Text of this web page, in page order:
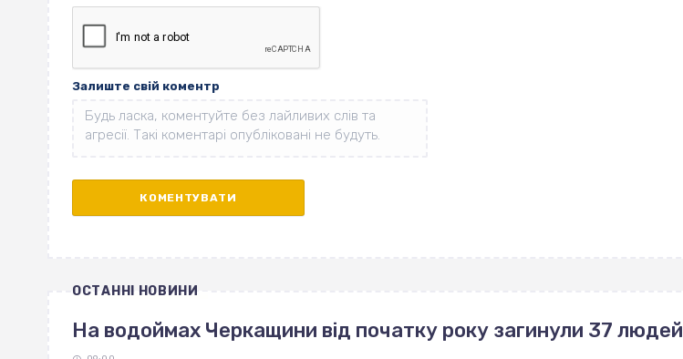
Залиште свій коментр
ОСТАННІ НОВИНИ
На водоймах Черкащини від початку року загинули 37 людей